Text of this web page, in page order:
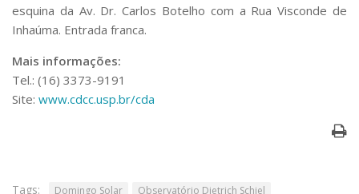
esquina da Av. Dr. Carlos Botelho com a Rua Visconde de
Inhaúma. Entrada franca.
Mais informações:
Tel.: (16) 3373-9191
Site: www.cdcc.usp.br/cda
Tags: Domingo Solar Observatório Dietrich Schiel